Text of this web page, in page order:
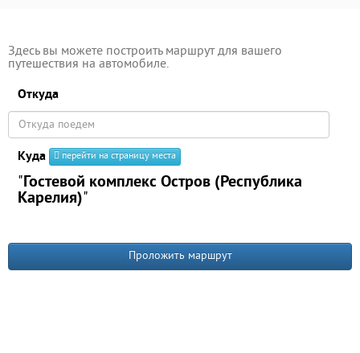
Здесь вы можете построить маршрут для вашего
путешествия на автомобиле.
Откуда
Куда перейти на страницу места
"Гостевой комплекс Остров (Республика
Карелия)"
Проложить маршрут